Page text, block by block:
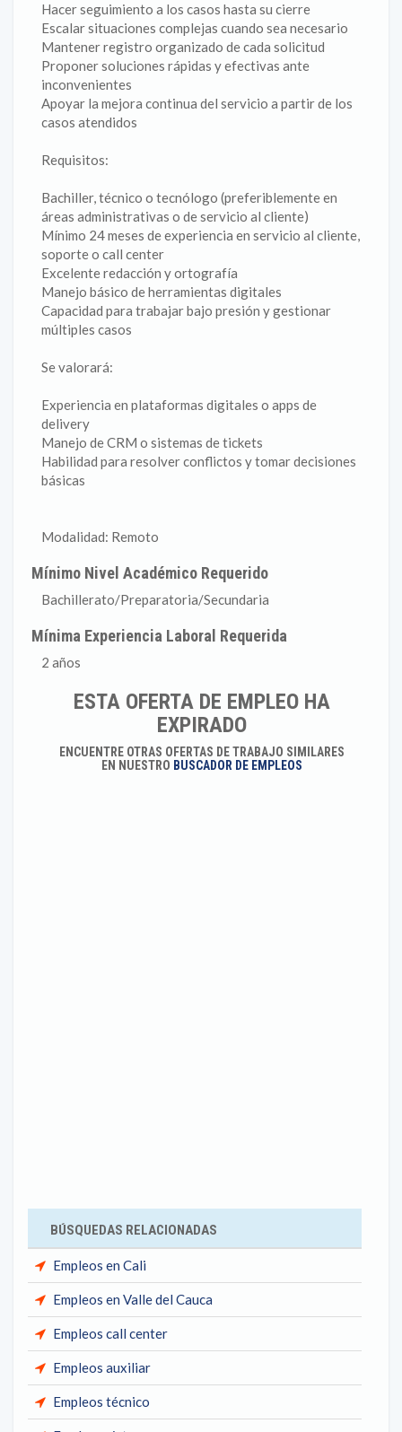
Hacer seguimiento a los casos hasta su cierre
Escalar situaciones complejas cuando sea necesario
Mantener registro organizado de cada solicitud
Proponer soluciones rápidas y efectivas ante
inconvenientes
Apoyar la mejora continua del servicio a partir de los
casos atendidos
Requisitos:
Bachiller, técnico o tecnólogo (preferiblemente en
áreas administrativas o de servicio al cliente)
Mínimo 24 meses de experiencia en servicio al cliente,
soporte o call center
Excelente redacción y ortografía
Manejo básico de herramientas digitales
Capacidad para trabajar bajo presión y gestionar
múltiples casos
Se valorará:
Experiencia en plataformas digitales o apps de
delivery
Manejo de CRM o sistemas de tickets
Habilidad para resolver conflictos y tomar decisiones
básicas
Modalidad: Remoto
Mínimo Nivel Académico Requerido
Bachillerato/Preparatoria/Secundaria
Mínima Experiencia Laboral Requerida
2 años
ESTA OFERTA DE EMPLEO HA
EXPIRADO
ENCUENTRE OTRAS OFERTAS DE TRABAJO SIMILARES
EN NUESTRO BUSCADOR DE EMPLEOS
BÚSQUEDAS RELACIONADAS
Empleos en Cali
Empleos en Valle del Cauca
Empleos call center
Empleos auxiliar
Empleos técnico